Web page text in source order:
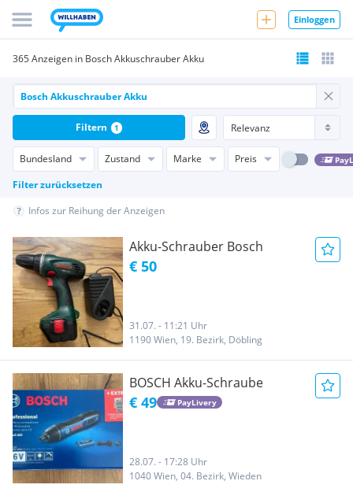
Einloggen
365 Anzeigen in Bosch Akkuschrauber Akku
Bundesland Zustand Marke Preis
Filter zurücksetzen
Filtern 1
Infos zur Reihung der Anzeigen
Akku-Schrauber Bosch
€ 50
31.07. - 11:21 Uhr
1190 Wien, 19. Bezirk, Döbling
BOSCH Akku-Schraube
€ 49 PayLivery
28.07. - 17:28 Uhr
1040 Wien, 04. Bezirk, Wieden